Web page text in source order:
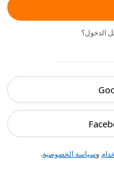
الدخول؟
وسياسة الخصوصية.